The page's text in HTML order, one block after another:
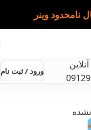
نامحدود وینر
ورود / ثبت نام